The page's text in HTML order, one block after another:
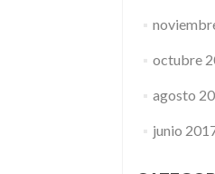
octubre
agosto
junio